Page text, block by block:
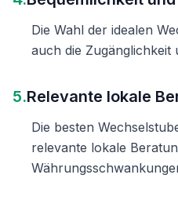
Die Wahl der idealen
auch die Zugänglichkeit
5.Relevante lokale
Die besten
relevante lokale